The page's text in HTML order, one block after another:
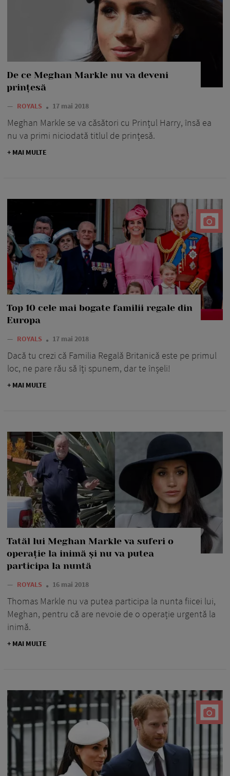
De ce Meghan Markle nu va deveni
prințesă
— ROYALS 17 mai 2018
Meghan Markle se va căsători cu Prințul Harry, însă ea
nu va primi niciodată titlul de prințesă.
+ MAI MULTE
Top 10 cele mai bogate familii regale din
Europa
— ROYALS 17 mai 2018
Dacă tu crezi că Familia Regală Britanică este pe primul
loc, ne pare rău să îți spunem, dar te înșeli!
+ MAI MULTE
Tatăl lui Meghan Markle va suferi o
operație la inimă și nu va putea
participa la nuntă
— ROYALS 16 mai 2018
Thomas Markle nu va putea participa la nunta fiicei lui,
Meghan, pentru că are nevoie de o operație urgentă la
inimă.
+ MAI MULTE